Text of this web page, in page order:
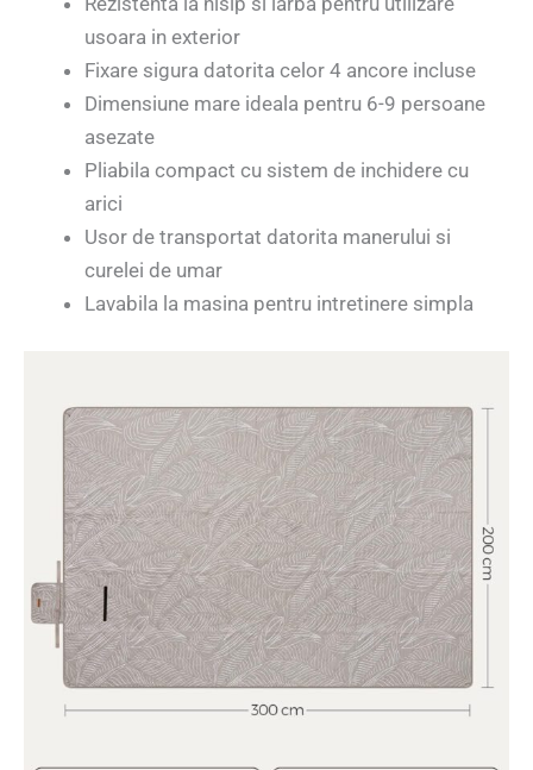
usoara in exterior
Fixare sigura datorita celor 4 ancore incluse
Dimensiune mare ideala pentru 6-9 persoane
asezate
Pliabila compact cu sistem de inchidere cu
arici
Usor de transportat datorita manerului si
curelei de umar
Lavabila la masina pentru intretinere simpla